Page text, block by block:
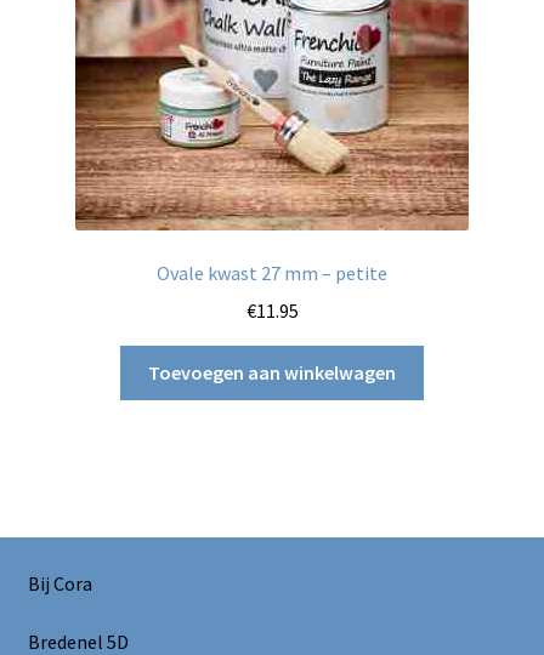
op
de
productpagina
Ovale kwast 27 mm – petite
€11.95
Toevoegen aan winkelwagen
Bij Cora
Bredenel 5D